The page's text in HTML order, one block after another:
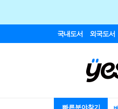
국내도서 외국도서
빠른분야찾기